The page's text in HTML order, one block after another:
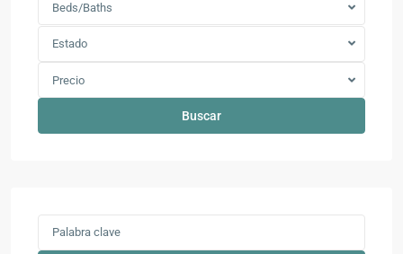
Beds/Baths
Estado
Precio
Buscar